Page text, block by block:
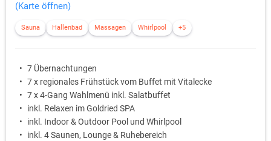
(Karte öffnen)
Sauna Hallenbad Massagen Whirlpool +5
7 Übernachtungen
7 x regionales Frühstück vom Buffet mit Vitalecke
7 x 4-Gang Wahlmenü inkl. Salatbuffet
inkl. Relaxen im Goldried SPA
inkl. Indoor & Outdoor Pool und Whirlpool
inkl. 4 Saunen, Lounge & Ruhebereich